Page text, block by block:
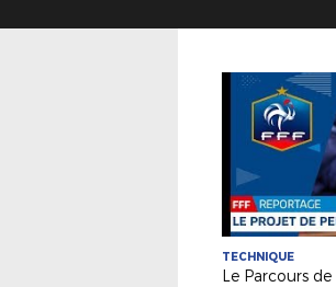
TECHNIQUE